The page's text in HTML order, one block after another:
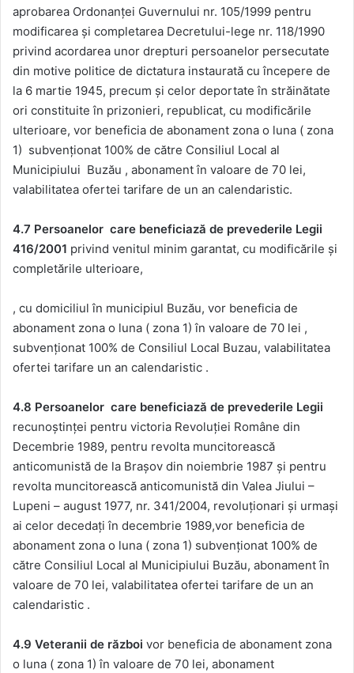
aprobarea Ordonanţei Guvernului nr. 105/1999 pentru
modificarea şi completarea Decretului-lege nr. 118/1990
privind acordarea unor drepturi persoanelor persecutate
din motive politice de dictatura instaurată cu începere de
la 6 martie 1945, precum şi celor deportate în străinătate
ori constituite în prizonieri, republicat, cu modificările
ulterioare, vor beneficia de abonament zona o luna ( zona
1) subvenționat 100% de către Consiliul Local al
Municipiului Buzău , abonament în valoare de 70 lei,
valabilitatea ofertei tarifare de un an calendaristic.
4.7 Persoanelor care beneficiază de prevederile Legii
416/2001 privind venitul minim garantat, cu modificările și
completările ulterioare,
, cu domiciliul în municipiul Buzău, vor beneficia de
abonament zona o luna ( zona 1) în valoare de 70 lei ,
subvenționat 100% de Consiliul Local Buzau, valabilitatea
ofertei tarifare un an calendaristic .
4.8 Persoanelor care beneficiază de prevederile Legii
recunoştinţei pentru victoria Revoluţiei Române din
Decembrie 1989, pentru revolta muncitorească
anticomunistă de la Braşov din noiembrie 1987 şi pentru
revolta muncitorească anticomunistă din Valea Jiului –
Lupeni – august 1977, nr. 341/2004, revoluționari și urmași
ai celor decedați în decembrie 1989,vor beneficia de
abonament zona o luna ( zona 1) subvenționat 100% de
către Consiliul Local al Municipiului Buzău, abonament în
valoare de 70 lei, valabilitatea ofertei tarifare de un an
calendaristic .
4.9 Veteranii de război vor beneficia de abonament zona
o luna ( zona 1) în valoare de 70 lei, abonament